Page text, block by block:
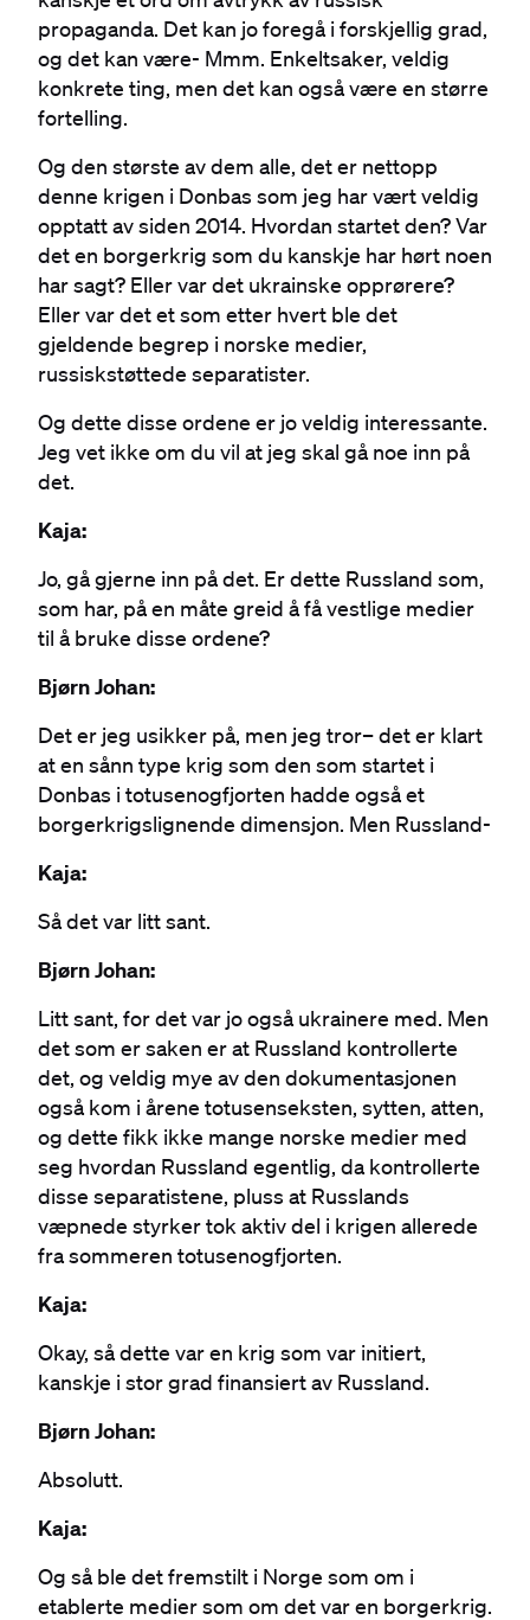
propaganda. Det kan jo foregå i forskjellig grad,
og det kan være- Mmm. Enkeltsaker, veldig
konkrete ting, men det kan også være en større
fortelling.
Og den største av dem alle, det er nettopp
denne krigen i Donbas som jeg har vært veldig
opptatt av siden 2014. Hvordan startet den? Var
det en borgerkrig som du kanskje har hørt noen
har sagt? Eller var det ukrainske opprørere?
Eller var det et som etter hvert ble det
gjeldende begrep i norske medier,
russiskstøttede separatister.
Og dette disse ordene er jo veldig interessante.
Jeg vet ikke om du vil at jeg skal gå noe inn på
det.
Kaja:
Jo, gå gjerne inn på det. Er dette Russland som,
som har, på en måte greid å få vestlige medier
til å bruke disse ordene?
Bjørn Johan:
Det er jeg usikker på, men jeg tror– det er klart
at en sånn type krig som den som startet i
Donbas i totusenogfjorten hadde også et
borgerkrigslignende dimensjon. Men Russland-
Kaja:
Så det var litt sant.
Bjørn Johan:
Litt sant, for det var jo også ukrainere med. Men
det som er saken er at Russland kontrollerte
det, og veldig mye av den dokumentasjonen
også kom i årene totusenseksten, sytten, atten,
og dette fikk ikke mange norske medier med
seg hvordan Russland egentlig, da kontrollerte
disse separatistene, pluss at Russlands
væpnede styrker tok aktiv del i krigen allerede
fra sommeren totusenogfjorten.
Kaja:
Okay, så dette var en krig som var initiert,
kanskje i stor grad finansiert av Russland.
Bjørn Johan:
Absolutt.
Kaja:
Og så ble det fremstilt i Norge som om i
etablerte medier som om det var en borgerkrig.